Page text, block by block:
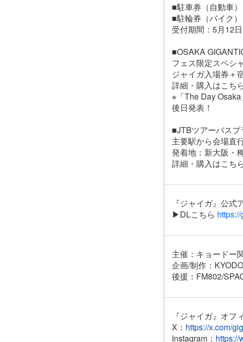
■駐車券（自動車
■駐輪券（バイク
受付期間：5月12
■OSAKA
フェス限定スペシ
ジャイガ入場券＋
詳細・購入はこち
※「The Day
後日発表！
■JTBツアーバスプ
主要駅から会場直
発着地：新大阪・
詳細・購入はこち
『ジャイガ』公式
▶︎DLこちら
主催：キョードー
企画/制作：
後援：FM802/
『ジャイガ』オフ
X： https://x.com/
Instagram： https://